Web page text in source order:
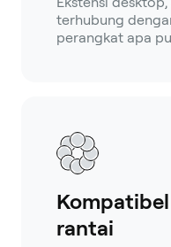
terhubung
perangkat apa
rantai